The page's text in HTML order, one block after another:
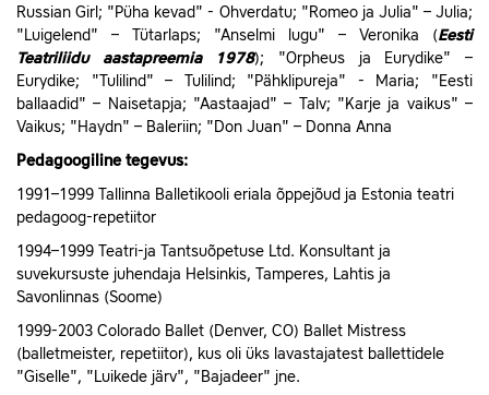
Russian Girl; "Püha kevad" - Ohverdatu; "Romeo ja Julia" – Julia;
"Luigelend" – Tütarlaps; "Anselmi lugu" – Veronika (Eesti
Teatriliidu aastapreemia 1978); "Orpheus ja Eurydike" –
Eurydike; "Tulilind" – Tulilind; "Pähklipureja" - Maria; "Eesti
ballaadid" – Naisetapja; "Aastaajad" – Talv; "Karje ja vaikus" –
Vaikus; "Haydn" – Baleriin; "Don Juan" – Donna Anna
Pedagoogiline tegevus:
1991–1999 Tallinna Balletikooli eriala õppejõud ja Estonia teatri
pedagoog-repetiitor
1994–1999 Teatri-ja Tantsuõpetuse Ltd. Konsultant ja
suvekursuste juhendaja Helsinkis, Tamperes, Lahtis ja
Savonlinnas (Soome)
1999-2003 Colorado Ballet (Denver, CO) Ballet Mistress
(balletmeister, repetiitor), kus oli üks lavastajatest ballettidele
"Giselle", "Luikede järv", "Bajadeer" jne.